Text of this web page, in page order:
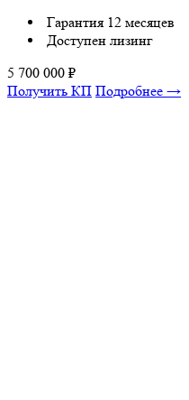
Гарантия 12 месяцев
Доступен лизинг
5 700 000 ₽
Получить КП Подробнее →